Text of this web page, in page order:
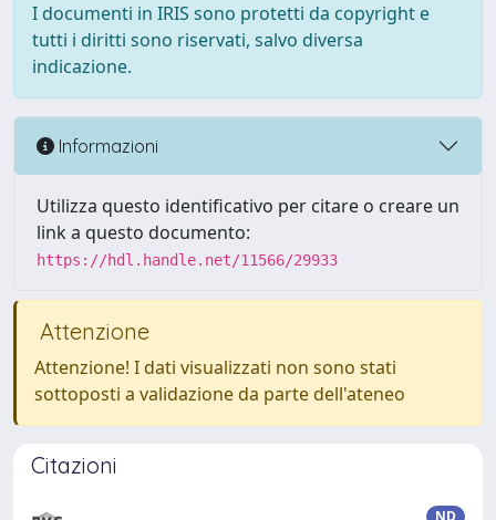
I documenti in IRIS sono protetti da copyright e
tutti i diritti sono riservati, salvo diversa
indicazione.
Informazioni
Utilizza questo identificativo per citare o creare un
link a questo documento:
https://hdl.handle.net/11566/29933
Attenzione
Attenzione! I dati visualizzati non sono stati
sottoposti a validazione da parte dell'ateneo
Citazioni